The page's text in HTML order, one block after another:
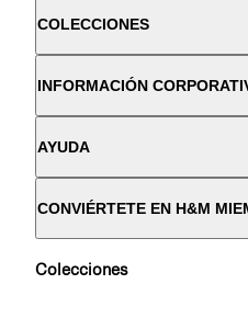
COLECCIONES
INFORMACIÓN
AYUDA
CONVIÉRTETE EN H&M
Colecciones